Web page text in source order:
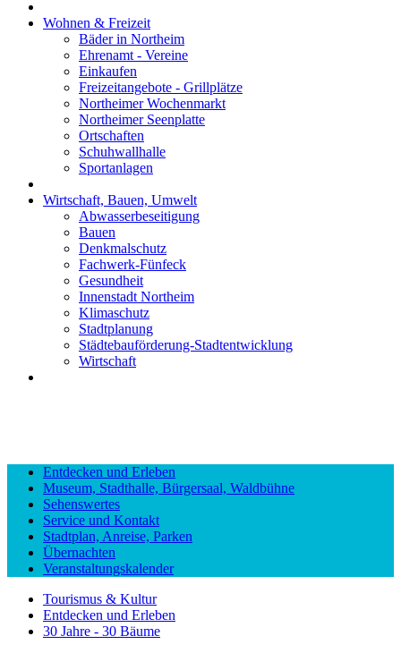
Wohnen & Freizeit
Bäder in Northeim
Ehrenamt - Vereine
Einkaufen
Freizeitangebote - Grillplätze
Northeimer Wochenmarkt
Northeimer Seenplatte
Ortschaften
Schuhwallhalle
Sportanlagen
Wirtschaft, Bauen, Umwelt
Abwasserbeseitigung
Bauen
Denkmalschutz
Fachwerk-Fünfeck
Gesundheit
Innenstadt Northeim
Klimaschutz
Stadtplanung
Städtebauförderung-Stadtentwicklung
Wirtschaft
Entdecken und Erleben
Museum, Stadthalle, Bürgersaal, Waldbühne
Sehenswertes
Service und Kontakt
Stadtplan, Anreise, Parken
Übernachten
Veranstaltungskalender
Tourismus & Kultur
Entdecken und Erleben
30 Jahre - 30 Bäume